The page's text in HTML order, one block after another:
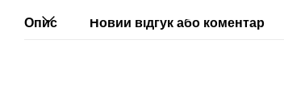
Опис Новий відгук або коментар